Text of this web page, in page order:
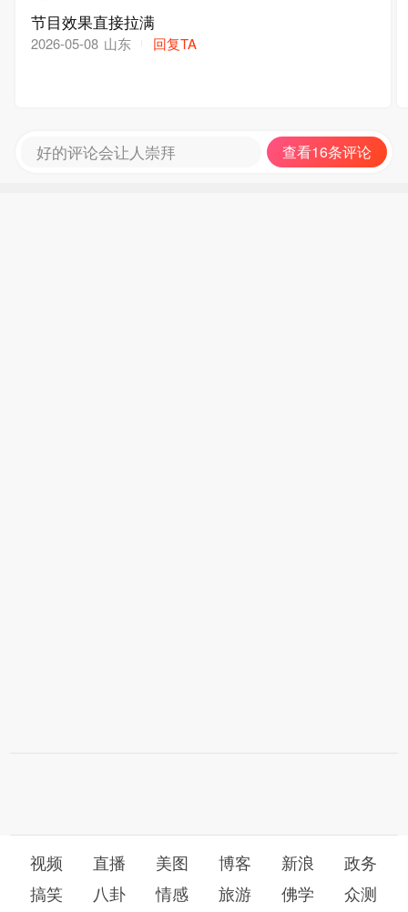
节目效果直接拉满
2026-05-08 山东 回复TA
好的评论会让人崇拜 查看16条评论
视频 直播 美图 博客 新浪
政务
搞笑
八卦 情感 旅游 佛学 众测